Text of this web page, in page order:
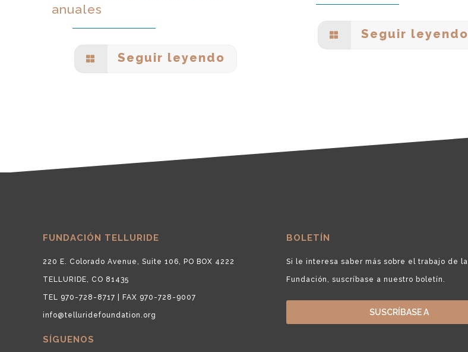
anuales
Seguir leyendo
Seguir leyendo
FUNDACIÓN TELLURIDE
220 E. Colorado Avenue, Suite 106, PO BOX 4222
TELLURIDE, CO 81435
TEL 970-728-8717 | FAX 970-728-9007
info@telluridefoundation.org
SÍGUENOS
BOLETÍN
Si le interesa saber más sobre el trabajo de la
Fundación, suscríbase a nuestro boletín.
SUSCRÍBASE A